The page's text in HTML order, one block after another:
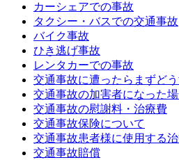
カーシェアでの事故
タクシー・バスでの交通事故
バイク事故
ひき逃げ事故
レンタカーでの事故
交通事故に遭ったらまずど
交通事故の加害者になった
交通事故の慰謝料・治療費
交通事故保険について
交通事故患者様に使用する
交通事故賠償